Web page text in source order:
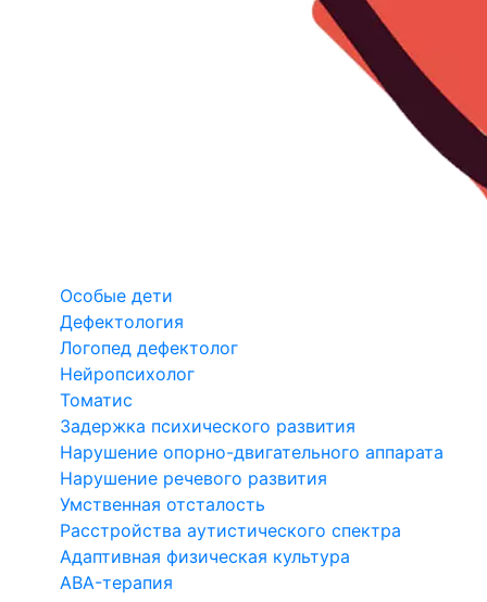
Особые дети
Дефектология
Логопед дефектолог
Нейропсихолог
Томатис
Задержка психического развития
Нарушение опорно-двигательного аппарата
Нарушение речевого развития
Умственная отсталость
Расстройства аутистического спектра
Адаптивная физическая культура
ABA-терапия